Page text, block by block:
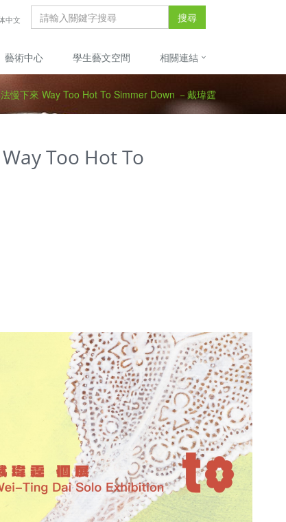
中文 搜尋
藝術中心 學生藝文空間 相關連結
慢下來 Way Too Hot To Simmer Down －戴瑋霆
Too Hot To